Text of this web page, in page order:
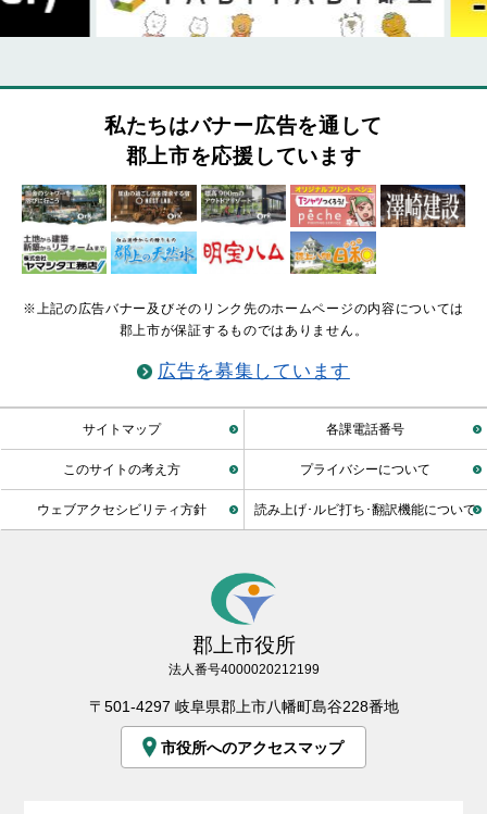
私たちはバナー広告を通して
郡上市を応援しています
※上記の広告バナー及びそのリンク先のホームページの内容については
郡上市が保証するものではありません。
広告を募集しています
サイトマップ 各課電話番号
このサイトの考え方 プライバシーについて
ウェブアクセシビリティ方針 読み上げ･ルビ打ち･翻訳機能について
郡上市役所
法人番号4000020212199
〒501-4297 岐阜県郡上市八幡町島谷228番地
市役所へのアクセスマップ